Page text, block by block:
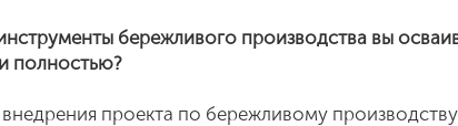
бережливого производства вы
полностью?
проекта по бережливому